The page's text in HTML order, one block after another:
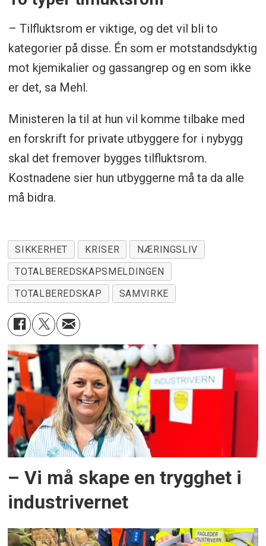
– Tilfluktsrom er viktige, og det vil bli to
kategorier på disse. Én som er motstandsdyktig
mot kjemikalier og gassangrep og en som ikke
er det, sa Mehl.
Ministeren la til at hun vil komme tilbake med
en forskrift for private utbyggere for i nybygg
skal det fremover bygges tilfluktsrom.
Kostnadene sier hun utbyggerne må ta da alle
må bidra.
SIKKERHET KRISER
NÆRINGSLIV
TOTALBEREDSKAPSMELDINGEN
TOTALBEREDSKAP
SAMVIRKE
– Vi må skape en trygghet i
industrivernet